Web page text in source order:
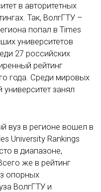
в авторитетных
Так, ВолгГТУ –
попал в Times
университетов
27 российских
рейтинг
года. Среди мировых
занял
вуз в регионе вошел в
University Rankings
в диапазоне,
же в рейтинг
опорных
ВолгГТУ и